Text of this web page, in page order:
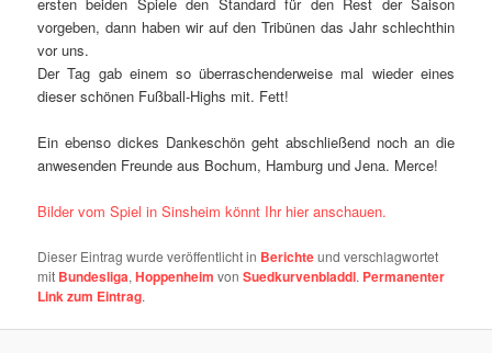
vorgeben, dann haben wir auf den Tribünen das Jahr schlechthin
vor uns.
Der Tag gab einem so überraschenderweise mal wieder eines
dieser schönen Fußball-Highs mit. Fett!
Ein ebenso dickes Dankeschön geht abschließend noch an die
anwesenden Freunde aus Bochum, Hamburg und Jena. Merce!
Bilder vom Spiel in Sinsheim könnt Ihr hier anschauen.
Dieser Eintrag wurde veröffentlicht in Berichteund verschlagwortet
mit Bundesliga,Hoppenheim vonSuedkurvenbladdl. Permanenter
Link zum Eintrag.